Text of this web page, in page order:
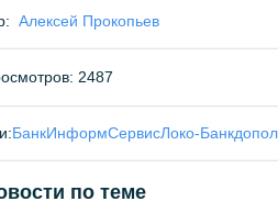
Алексей Прокопьев
2487
БанкИнформСервисЛоко-Банк
по теме